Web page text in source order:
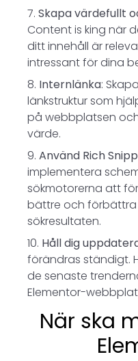
Skapa värdefullt
Content is king när
ditt innehåll är
intressant för dina
Internlänka:
länkstruktur som
på webbplatsen
värde.
Använd Rich
implementera
sökmotorerna att
bättre och
sökresultaten.
Håll dig
förändras ständigt.
de senaste
Elementor-
När ska